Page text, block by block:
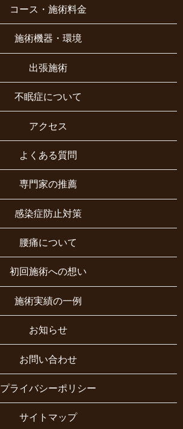
コース・施術料金
施術機器・環境
出張施術
不眠症について
アクセス
よくある質問
専門家の推薦
感染症防止対策
腰痛について
初回施術への想い
施術実績の一例
お知らせ
お問い合わせ
プライバシーポリシー
サイトマップ